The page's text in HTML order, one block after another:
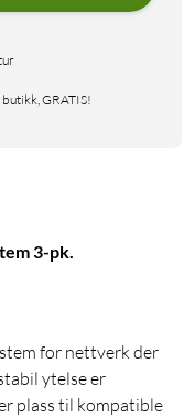
butikk, GRATIS!
3-pk.
for nettverk der
ytelse er
plass til kompatible